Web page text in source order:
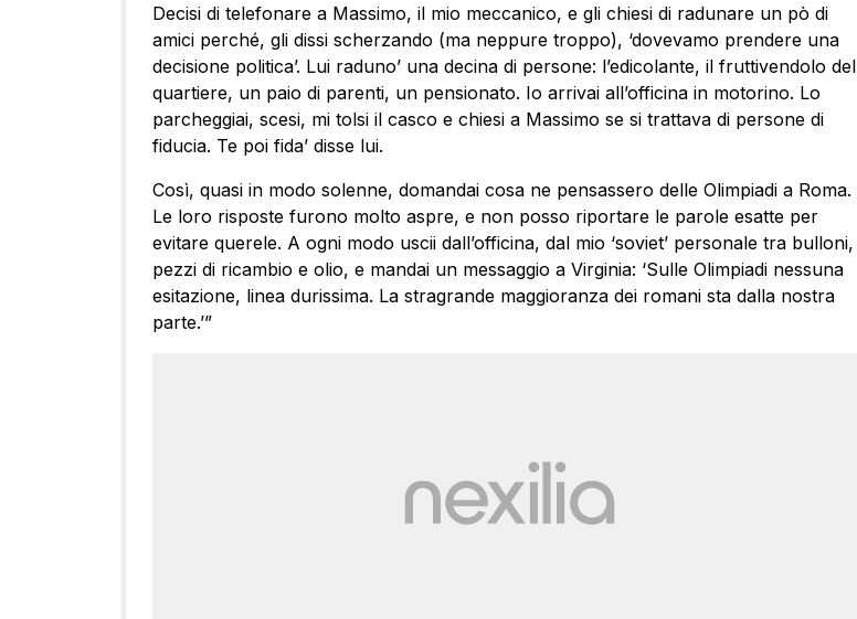
Decisi di telefonare a Massimo, il mio meccanico, e gli chiesi di radunare un pò di
amici perché, gli dissi scherzando (ma neppure troppo), ‘dovevamo prendere una
decisione politica’. Lui raduno’ una decina di persone: l’edicolante, il fruttivendolo del
quartiere, un paio di parenti, un pensionato. Io arrivai all’officina in motorino. Lo
parcheggiai, scesi, mi tolsi il casco e chiesi a Massimo se si trattava di persone di
fiducia. Te poi fida’ disse lui.
Così, quasi in modo solenne, domandai cosa ne pensassero delle Olimpiadi a Roma.
Le loro risposte furono molto aspre, e non posso riportare le parole esatte per
evitare querele. A ogni modo uscii dall’officina, dal mio ‘soviet’ personale tra bulloni,
pezzi di ricambio e olio, e mandai un messaggio a Virginia: ‘Sulle Olimpiadi nessuna
esitazione, linea durissima. La stragrande maggioranza dei romani sta dalla nostra
parte.’”